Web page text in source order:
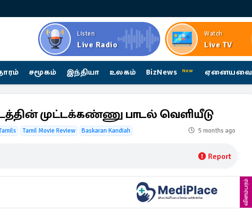
Listen
Live Radio
Watch
Live TV
சமூகம் இந்தியா உலகம் BizNews New ஏனையவை
முட்டக்கண்ணு பாடல் வெளியீடு
Tamil Movie Review Baskaran Kandiah 5 months ago
Report
விளம்பரம்